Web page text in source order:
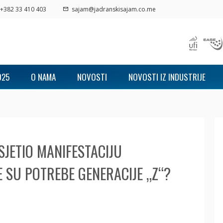
33 410 403 sajam@jadranskisajam.co.me
O NAMA NOVOSTI NOVOSTI IZ INDUSTRIJE
MANIFESTACIJU
POTREBE GENERACIJE „Z“?